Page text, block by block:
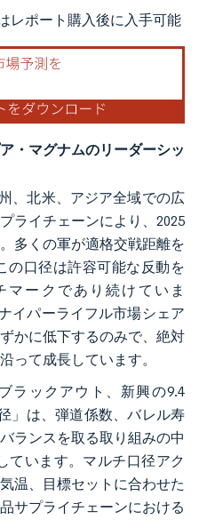
CC BY 4.0の表示が必要です。
レポート購入後に入手可能
・マグナムのリーダーシッ
、北米、アジア全域での広
ライチェーンにより、2025
多くの軍が適格交戦距離を
の口径は許容可能な反動を
ークであり続けていま
イパーライフル市場シェア
かに低下するのみで、絶対
って成長しています。
ラックアウト、新興の9.4
」は、弾道係数、バレル寿
ランスを取る取り組みの中
ています。マルチ口径アク
温、目標セットに合わせた
サプライチェーンにおける